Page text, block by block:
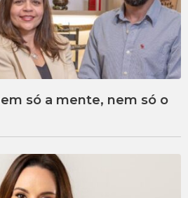
só a mente, nem só o